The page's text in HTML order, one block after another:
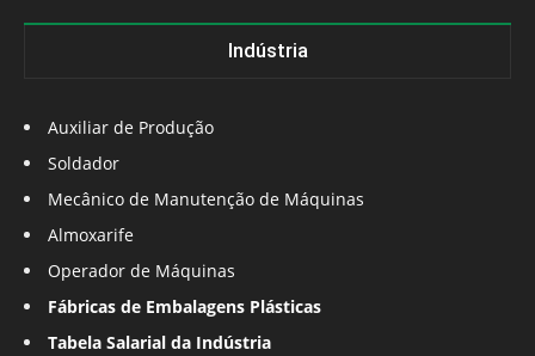
Indústria
Auxiliar de Produção
Soldador
Mecânico de Manutenção de Máquinas
Almoxarife
Operador de Máquinas
Fábricas de Embalagens Plásticas
Tabela Salarial da Indústria